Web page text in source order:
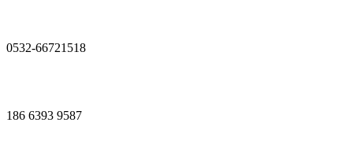
0532-66721518
186 6393 9587